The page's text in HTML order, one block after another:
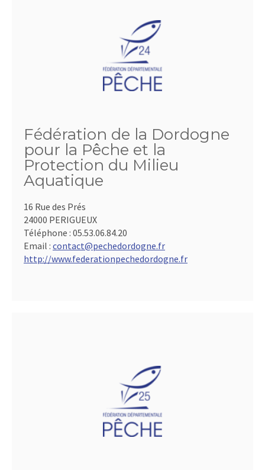
Fédération de la Dordogne
pour la Pêche et la
Protection du Milieu
Aquatique
16 Rue des Prés
24000 PERIGUEUX
Téléphone : 05.53.06.84.20
Email : contact@pechedordogne.fr
http://www.federationpechedordogne.fr